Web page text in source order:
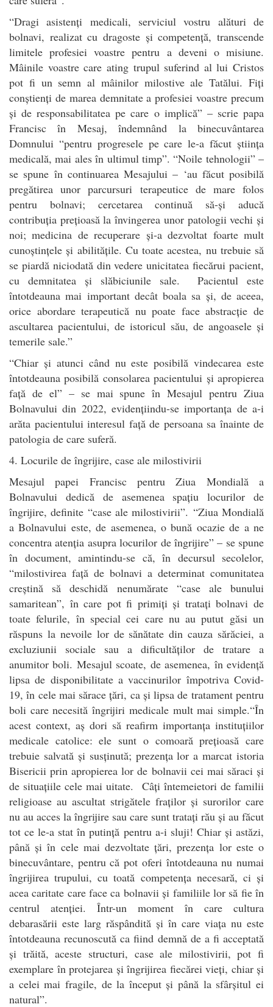
“Dragi asistenți medicali, serviciul vostru alături de
bolnavi, realizat cu dragoste și competență, transcende
limitele profesiei voastre pentru a deveni o misiune.
Mâinile voastre care ating trupul suferind al lui Cristos
pot fi un semn al mâinilor milostive ale Tatălui. Fiți
conștienți de marea demnitate a profesiei voastre precum
și de responsabilitatea pe care o implică” – scrie papa
Francisc în Mesaj, îndemnând la binecuvântarea
Domnului “pentru progresele pe care le-a făcut știința
medicală, mai ales în ultimul timp”. “Noile tehnologii” –
se spune în continuarea Mesajului – ‘au făcut posibilă
pregătirea unor parcursuri terapeutice de mare folos
pentru bolnavi; cercetarea continuă să-și aducă
contribuția prețioasă la învingerea unor patologii vechi și
noi; medicina de recuperare și-a dezvoltat foarte mult
cunoștințele și abilitățile. Cu toate acestea, nu trebuie să
se piardă niciodată din vedere unicitatea fiecărui pacient,
cu demnitatea și slăbiciunile sale. Pacientul este
întotdeauna mai important decât boala sa și, de aceea,
orice abordare terapeutică nu poate face abstracție de
ascultarea pacientului, de istoricul său, de angoasele și
temerile sale.”
“Chiar și atunci când nu este posibilă vindecarea este
întotdeauna posibilă consolarea pacientului și apropierea
față de el” – se mai spune în Mesajul pentru Ziua
Bolnavului din 2022, evidențiindu-se importanța de a-i
arăta pacientului interesul față de persoana sa înainte de
patologia de care suferă.
4. Locurile de îngrijire, case ale milostivirii
Mesajul papei Francisc pentru Ziua Mondială a
Bolnavului dedică de asemenea spațiu locurilor de
îngrijire, definite “case ale milostivirii”. “Ziua Mondială
a Bolnavului este, de asemenea, o bună ocazie de a ne
concentra atenția asupra locurilor de îngrijire” – se spune
în document, amintindu-se că, în decursul secolelor,
“milostivirea față de bolnavi a determinat comunitatea
creștină să deschidă nenumărate “case ale bunului
samaritean”, în care pot fi primiți și tratați bolnavi de
toate felurile, în special cei care nu au putut găsi un
răspuns la nevoile lor de sănătate din cauza sărăciei, a
excluziunii sociale sau a dificultăților de tratare a
anumitor boli. Mesajul scoate, de asemenea, în evidență
lipsa de disponibilitate a vaccinurilor împotriva Covid-
19, în cele mai sărace țări, ca și lipsa de tratament pentru
boli care necesită îngrijiri medicale mult mai simple.“În
acest context, aș dori să reafirm importanța instituțiilor
medicale catolice: ele sunt o comoară prețioasă care
trebuie salvată și susținută; prezența lor a marcat istoria
Bisericii prin apropierea lor de bolnavii cei mai săraci și
de situațiile cele mai uitate. Câți întemeietori de familii
religioase au ascultat strigătele fraților și surorilor care
nu au acces la îngrijire sau care sunt tratați rău și au făcut
tot ce le-a stat în putință pentru a-i sluji! Chiar și astăzi,
până și în cele mai dezvoltate țări, prezența lor este o
binecuvântare, pentru că pot oferi întotdeauna nu numai
îngrijirea trupului, cu toată competența necesară, ci și
acea caritate care face ca bolnavii și familiile lor să fie în
centrul atenției. Într-un moment în care cultura
debarasării este larg răspândită și în care viața nu este
întotdeauna recunoscută ca fiind demnă de a fi acceptată
și trăită, aceste structuri, case ale milostivirii, pot fi
exemplare în protejarea și îngrijirea fiecărei vieți, chiar și
a celei mai fragile, de la început și până la sfârșitul ei
natural”.